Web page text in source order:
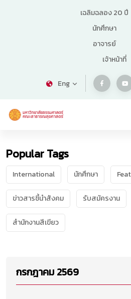
เฉลิมฉลอง 20 ปี
นักศึกษา
อาจารย์
เจ้าหน้าที่
Eng
Popular Tags
International นักศึกษา
ข่าวสารชี้นำสังคม รับสมัครงาน
สำนักงานสีเขียว
กรกฎาคม 2569